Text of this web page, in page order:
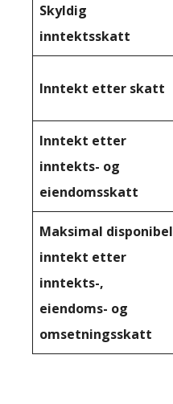
Skyldig
inntektsskatt
Inntekt etter skatt
Inntekt etter
inntekts- og
eiendomsskatt
Maksimal disponibel
inntekt etter
inntekts-,
eiendoms- og
omsetningsskatt